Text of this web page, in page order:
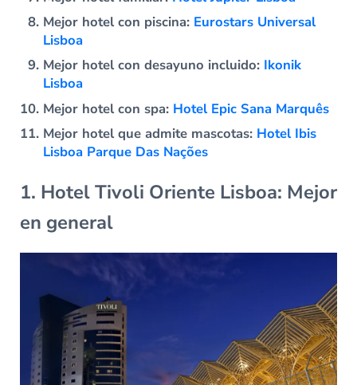
Mejor hotel con piscina: Eurostars Universal
Lisboa
Mejor hotel con desayuno incluido: Ikonik
Lisboa
Mejor hotel con spa: Hotel Epic Sana Marquês
Mejor hotel que admite mascotas: Hotel Ibis
Lisboa Parque Das Nações
1. Hotel Tivoli Oriente Lisboa: Mejor
en general